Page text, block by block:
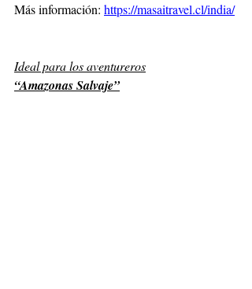
Más información: https://masaitravel.cl/india/
Ideal para los aventureros
“Amazonas Salvaje”